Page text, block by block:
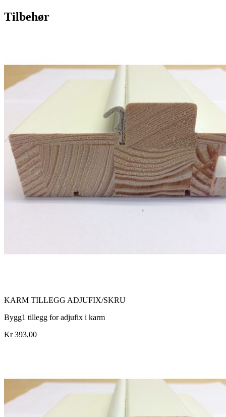
Tilbehør
KARM TILLEGG ADJUFIX/SKRU
Bygg1 tillegg for adjufix i karm
Kr 393,00